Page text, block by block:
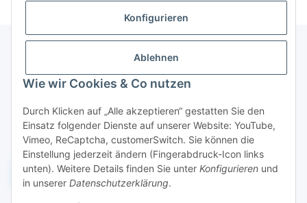
Konfigurieren
Ablehnen
Wie wir Cookies & Co nutzen
Durch Klicken auf „Alle akzeptieren“ gestatten Sie den
Einsatz folgender Dienste auf unserer Website: YouTube,
Vimeo, ReCaptcha, customerSwitch. Sie können die
Einstellung jederzeit ändern (Fingerabdruck-Icon links
unten). Weitere Details finden Sie unter Konfigurieren und
in unserer Datenschutzerklärung.
Informationen
Gesetzliche Informationen
Widerruf einreichen